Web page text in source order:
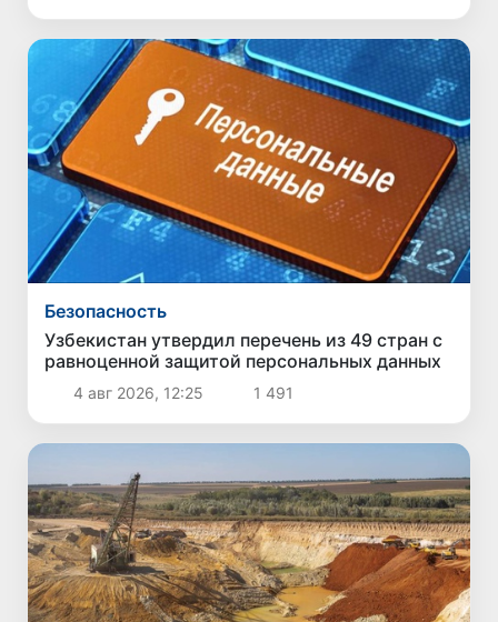
Безопасность
Узбекистан утвердил перечень из 49 стран с
равноценной защитой персональных данных
4 авг 2026, 12:25 1 491